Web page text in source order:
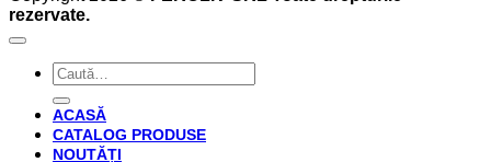
rezervate.
Caută
după:
ACASĂ
CATALOG PRODUSE
NOUTĂȚI